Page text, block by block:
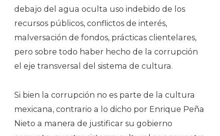
debajo del agua oculta uso indebido de los
recursos públicos, conflictos de interés,
malversación de fondos, prácticas clientelares,
pero sobre todo haber hecho de la corrupción
el eje transversal del sistema de cultura.
Si bien la corrupción no es parte de la cultura
mexicana, contrario a lo dicho por Enrique Peña
Nieto a manera de justificar su gobierno